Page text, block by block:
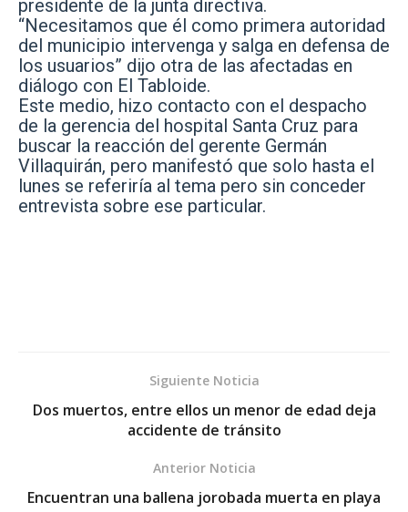
presidente de la junta directiva.
“Necesitamos que él como primera autoridad
del municipio intervenga y salga en defensa de
los usuarios” dijo otra de las afectadas en
diálogo con El Tabloide.
Este medio, hizo contacto con el despacho
de la gerencia del hospital Santa Cruz para
buscar la reacción del gerente Germán
Villaquirán, pero manifestó que solo hasta el
lunes se referiría al tema pero sin conceder
entrevista sobre ese particular.
Siguiente Noticia
Dos muertos, entre ellos un menor de edad deja
accidente de tránsito
Anterior Noticia
Encuentran una ballena jorobada muerta en playa